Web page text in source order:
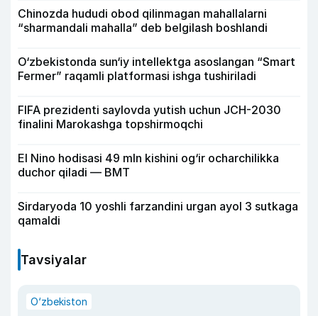
Chinozda hududi obod qilinmagan mahallalarni
“sharmandali mahalla” deb belgilash boshlandi
O‘zbekistonda sun‘iy intellektga asoslangan “Smart
Fermer” raqamli platformasi ishga tushiriladi
FIFA prezidenti saylovda yutish uchun JCH-2030
finalini Marokashga topshirmoqchi
El Nino hodisasi 49 mln kishini og‘ir ocharchilikka
duchor qiladi — BMT
Sirdaryoda 10 yoshli farzandini urgan ayol 3 sutkaga
qamaldi
Tavsiyalar
O‘zbekiston